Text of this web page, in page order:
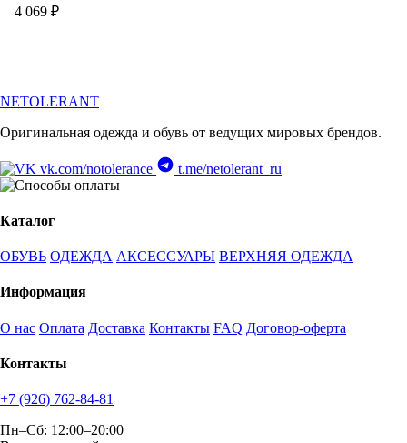
4 069 ₽
NETOLERANT
Оригинальная одежда и обувь от ведущих мировых брендов.
vk.com/notolerance t.me/netolerant_ru
Каталог
ОБУВЬ ОДЕЖДА АКСЕССУАРЫ ВЕРХНЯЯ ОДЕЖДА
Информация
О нас Оплата Доставка Контакты FAQ Договор-оферта
Контакты
+7 (926) 762-84-81
Пн–Сб: 12:00–20:00